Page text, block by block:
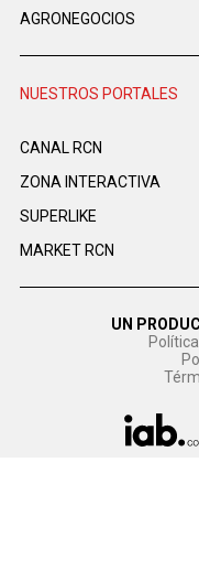
AGRONEGOCIOS
NUESTROS PORTALES
CANAL RCN
ZONA INTERACTIVA
SUPERLIKE
MARKET RCN
UN